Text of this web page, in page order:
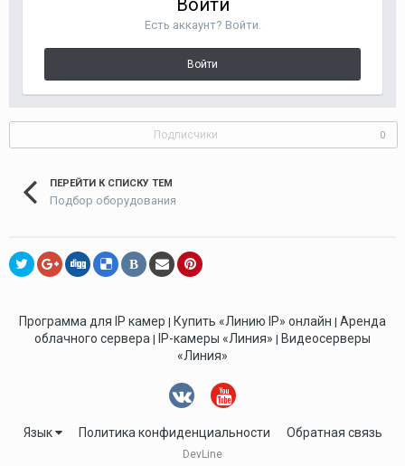
Войти
Есть аккаунт? Войти.
Войти
Подписчики 0
ПЕРЕЙТИ К СПИСКУ ТЕМ
Подбор оборудования
В
Программа для IP камер | Купить «Линию IP» онлайн | Аренда
облачного сервера | IP-камеры «Линия» | Видеосерверы
«Линия»
Язык Политика конфиденциальности Обратная связь
DevLine